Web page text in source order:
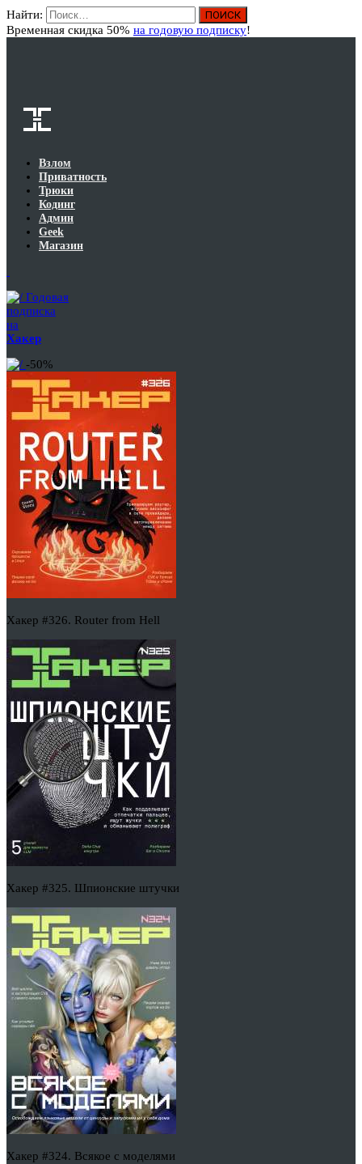
Найти:
Временная скидка 50% на годовую подписку!
Взлом
Приватность
Трюки
Кодинг
Админ
Geek
Магазин
Годовая
подписка
на
Хакер
-50%
Хакер #326. Router from Hell
Хакер #325. Шпионские штучки
Хакер #324. Всякое с моделями